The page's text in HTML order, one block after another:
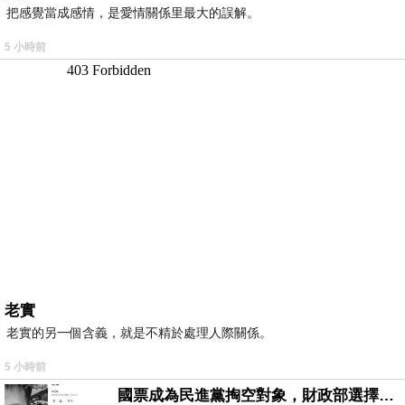
把感覺當成感情，是愛情關係里最大的誤解。
5 小時前
老實
老實的另一個含義，就是不精於處理人際關係。
5 小時前
國票成為民進黨掏空對象，財政部選擇性失憶